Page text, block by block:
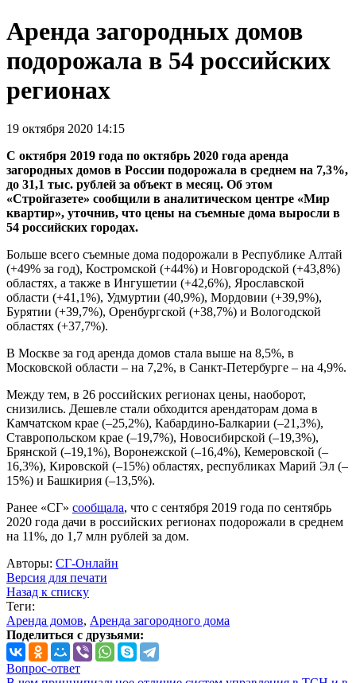
Аренда загородных домов
подорожала в 54 российских
регионах
19 октября 2020 14:15
С октября 2019 года по октябрь 2020 года аренда
загородных домов в России подорожала в среднем на 7,3%,
до 31,1 тыс. рублей за объект в месяц. Об этом
«Стройгазете» сообщили в аналитическом центре «Мир
квартир», уточнив, что цены на съемные дома выросли в
54 российских городах.
Больше всего съемные дома подорожали в Республике Алтай
(+49% за год), Костромской (+44%) и Новгородской (+43,8%)
областях, а также в Ингушетии (+42,6%), Ярославской
области (+41,1%), Удмуртии (40,9%), Мордовии (+39,9%),
Бурятии (+39,7%), Оренбургской (+38,7%) и Вологодской
областях (+37,7%).
В Москве за год аренда домов стала выше на 8,5%, в
Московской области – на 7,2%, в Санкт-Петербурге – на 4,9%.
Между тем, в 26 российских регионах цены, наоборот,
снизились. Дешевле стали обходится арендаторам дома в
Камчатском крае (–25,2%), Кабардино-Балкарии (–21,3%),
Ставропольском крае (–19,7%), Новосибирской (–19,3%),
Брянской (–19,1%), Воронежской (–16,4%), Кемеровской (–
16,3%), Кировской (–15%) областях, республиках Марий Эл (–
15%) и Башкирия (–13,5%).
Ранее «СГ» сообщала, что с сентября 2019 года по сентябрь
2020 года дачи в российских регионах подорожали в среднем
на 11%, до 1,7 млн рублей за дом.
Авторы: СГ-Онлайн
Версия для печати
Назад к списку
Теги:
Аренда домов, Аренда загородного дома
Поделиться с друзьями:
Вопрос-ответ